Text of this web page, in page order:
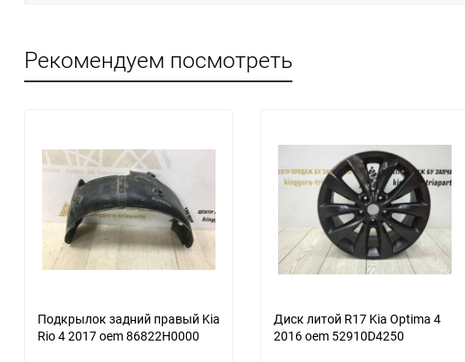
Рекомендуем посмотреть
Подкрылок задний правый Kia
Rio 4 2017 oem 86822H0000
еще 1 фото
Диск литой R17 Kia Optima 4
2016 oem 52910D4250